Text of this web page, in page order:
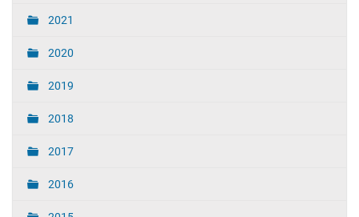
2021
2020
2019
2018
2017
2016